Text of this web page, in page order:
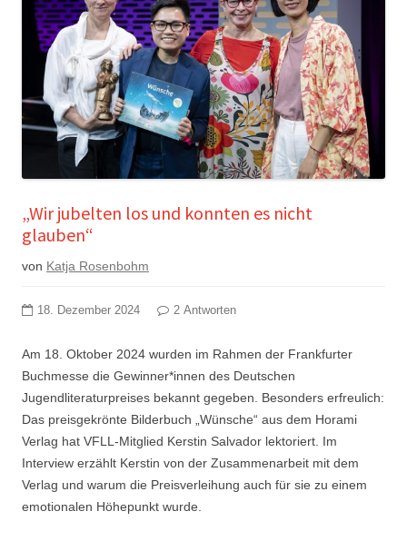
„Wir jubelten los und konnten es nicht
glauben“
von Katja Rosenbohm
18. Dezember 2024 2 Antworten
Am 18. Oktober 2024 wurden im Rahmen der Frankfurter
Buchmesse die Gewinner*innen des Deutschen
Jugendliteraturpreises bekannt gegeben. Besonders erfreulich:
Das preisgekrönte Bilderbuch „Wünsche“ aus dem Horami
Verlag hat VFLL-Mitglied Kerstin Salvador lektoriert. Im
Interview erzählt Kerstin von der Zusammenarbeit mit dem
Verlag und warum die Preisverleihung auch für sie zu einem
emotionalen Höhepunkt wurde.